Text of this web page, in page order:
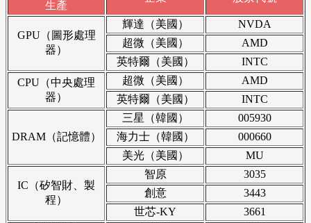
生產
GPU（圖形處理
器）
輝達（美國）
NVDA
超微（美國）
AMD
英特爾（美國）
INTC
CPU（中央處理
器）
超微（美國）
AMD
英特爾（美國）
INTC
DRAM（記憶體）
三星（韓國）
005930
海力士（韓國）
000660
美光（美國）
MU
IC（矽智財、製
程）
智原
3035
創意
3443
世芯-KY
3661